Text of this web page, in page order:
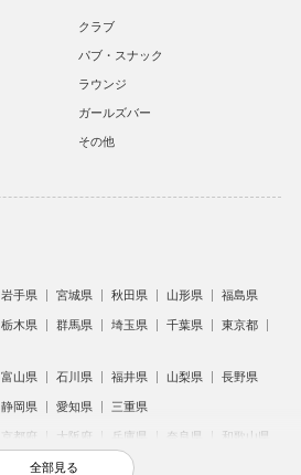
クラブ
パブ・スナック
ラウンジ
ガールズバー
その他
岩手県 宮城県 秋田県 山形県 福島県
栃木県 群馬県 埼玉県 千葉県
東京都
富山県 石川県 福井県 山梨県 長野県
静岡県 愛知県 三重県
京都府 大阪府 兵庫県 奈良県 和歌山県
島根県 岡山県 広島県
全部見る